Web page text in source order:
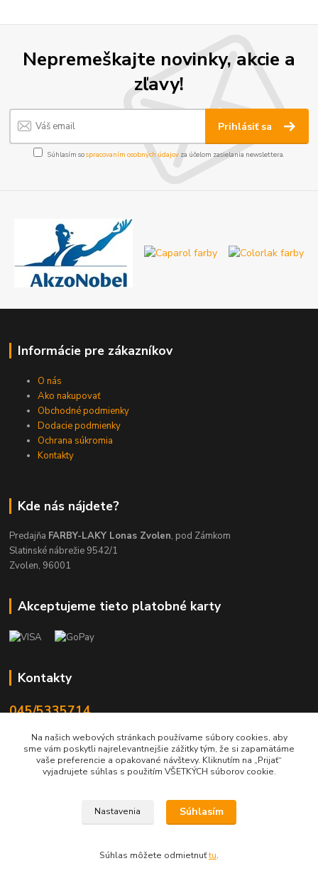
Nepremeškajte novinky, akcie a
zľavy!
Prihlásiť sa
Súhlasím sospracovaním osobných údajov za účelom zasielania newslettera.
Informácie pre zákazníkov
O nás
Ako nakupovať
Obchodné podmienky
Dodacie podmienky
Ochrana súkromia
Kontakty
Kde nás nájdete?
Predajňa FARBY-LAKY Lonas Zvolen, pod Zámkom
Slatinské nábrežie 9542/1
Zvolen, 96001
Akceptujeme tieto platobné karty
Kontakty
045/5335714
info@lonas.sk
© 2024 Lonas s. r. o., farby-laky Zvolen
Na našich webových stránkach používame súbory cookies, aby
sme vám poskytli najrelevantnejšie zážitky tým, že si zapamätáme
vaše preferencie a opakované návštevy. Kliknutím na „Prijať“
vyjadrujete súhlas s použitím VŠETKÝCH súborov cookie.
Nastavenia Súhlasím
Súhlas môžete odmietnuťtu.